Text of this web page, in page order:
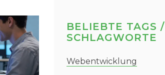
BELIEBTE TAGS /
SCHLAGWORTE
Webentwicklung